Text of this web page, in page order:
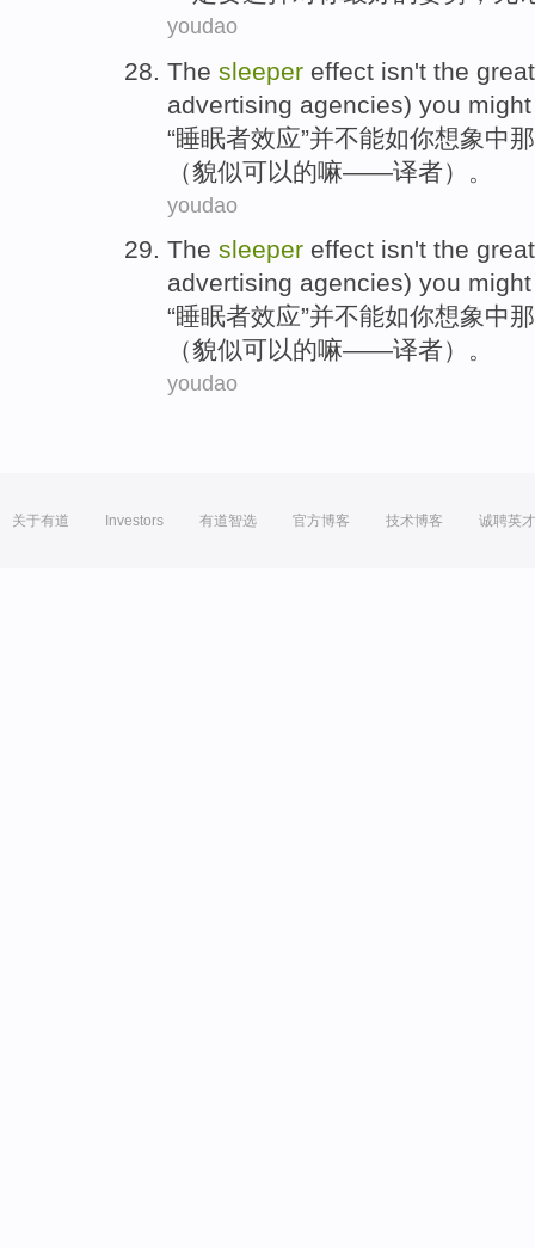
youdao
The sleeper effect isn't the great
advertising agencies) you
“睡眠者效应”并不能如你想象中
（貌似可以的嘛——译者）。
youdao
The sleeper effect isn't the great
advertising agencies) you
“睡眠者效应”并不能如你想象中
（貌似可以的嘛——译者）。
youdao
关于有道 Investors 有道智选 官方博客 技术博客 诚聘英才